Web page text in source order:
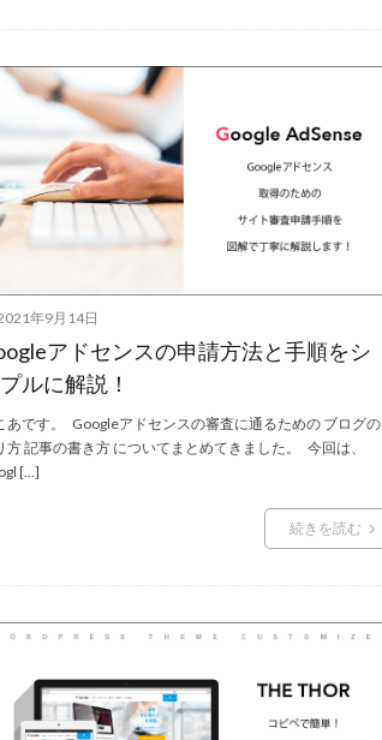
年9月14日
アドセンスの申請方法と手順をシ
ルに解説！
あです。 Googleアドセンスの審査に通るための ブログの
方 記事の書き方 についてまとめてきました。 今回は、
[…]
続きを読む